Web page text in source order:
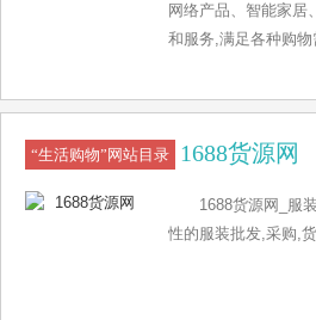
网络产品、智能家居
和服务,满足各种购物
“生活购物”网站目录 1688货源网
1688货源网_服
性的服装批发,采购,